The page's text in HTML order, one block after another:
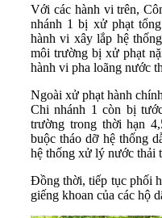
Với các hành vi trên,
nhánh 1 bị xử phạt
hành vi xây lắp hệ
môi trường bị xử phạt
hành vi pha loãng nước
Ngoài xử phạt hành
Chi nhánh 1 còn bị
trường trong thời hạn
buộc tháo dỡ hệ thống
hệ thống xử lý nước thải
Đồng thời, tiếp tục phối
giếng khoan của các hộ